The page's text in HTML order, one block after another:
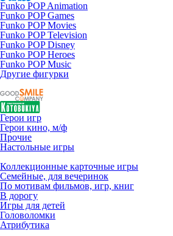
Funko POP Animation
Funko POP Games
Funko POP Movies
Funko POP Television
Funko POP Disney
Funko POP Heroes
Funko POP Music
Другие фигурки
Герои игр
Герои кино, м/ф
Прочие
Настольные игры
Коллекционные карточные игры
Семейные, для вечеринок
По мотивам фильмов, игр, книг
В дорогу
Игры для детей
Головоломки
Атрибутика